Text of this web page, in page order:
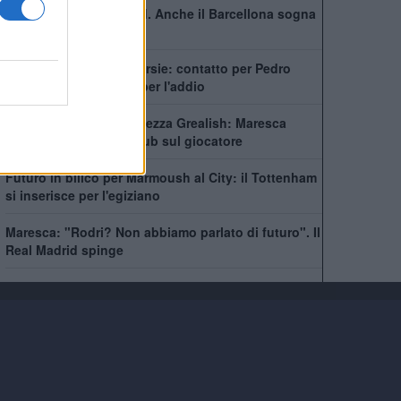
Non solo il Real Madrid. Anche il Barcellona sogna
City scatenato sulle corsie: contatto per Pedro
Neto, Savinho spinge per l'addio
Manchester City, incertezza Grealish: Maresca
prende tempo, sette club sul giocatore
Futuro in bilico per Marmoush al City: il Tottenham
si inserisce per l'egiziano
Maresca: "Rodri? Non abbiamo parlato di futuro". Il
Real Madrid spinge